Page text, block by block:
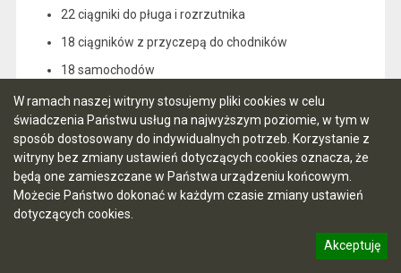
W ramach naszej witryny stosujemy pliki cookies w celu
świadczenia Państwu usług na najwyższym poziomie, w tym w
sposób dostosowany do indywidualnych potrzeb. Korzystanie z
witryny bez zmiany ustawień dotyczących cookies oznacza, że
będą one zamieszczane w Państwa urządzeniu końcowym.
Możecie Państwo dokonać w każdym czasie zmiany ustawień
dotyczących cookies.
Akceptuję
22 ciągniki do pługa i rozrzutnika
18 ciągników z przyczepą do chodników
18 samochodów
2 szt. odśnieżarek ręcznych
5 solarko – piaskarek
Utrzymanie zimowe prowadzone jest w 17 kwartałach przez 10
firm. Kontrolę utrzymania zimowego będą prowadziły patrole
Straży Miejskiej.
-w dniu dzisiejszym Ministerstwo Spraw Wewnętrznych i
że Miasto Jastrzębie Zdrój zostało
zakwalifikowane do grona 10 najlepszych miast w Polsce,